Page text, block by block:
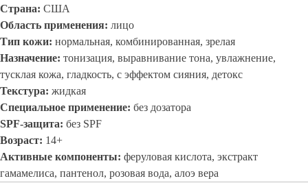
Страна: США
Область применения: лицо
Тип кожи: нормальная, комбинированная, зрелая
Назначение: тонизация, выравнивание тона, увлажнение,
тусклая кожа, гладкость, с эффектом сияния, детокс
Текстура: жидкая
Специальное применение: без дозатора
SPF-защита: без SPF
Возраст: 14+
Активные компоненты: феруловая кислота, экстракт
гамамелиса, пантенол, розовая вода, алоэ вера